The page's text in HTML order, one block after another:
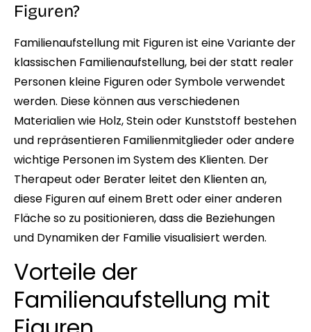
Figuren?
Familienaufstellung mit Figuren ist eine Variante der
klassischen Familienaufstellung, bei der statt realer
Personen kleine Figuren oder Symbole verwendet
werden. Diese können aus verschiedenen
Materialien wie Holz, Stein oder Kunststoff bestehen
und repräsentieren Familienmitglieder oder andere
wichtige Personen im System des Klienten. Der
Therapeut oder Berater leitet den Klienten an,
diese Figuren auf einem Brett oder einer anderen
Fläche so zu positionieren, dass die Beziehungen
und Dynamiken der Familie visualisiert werden.
Vorteile der
Familienaufstellung mit